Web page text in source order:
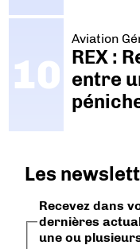
Aviation
REX :
entre
Les
Recevez dans
dernières
une ou